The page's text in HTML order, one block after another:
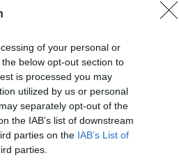
of your personal or
below opt-out section to
is processed you may
utilized by us or personal
separately opt-out of the
the IAB’s list of downstream
parties on the IAB’s List of
parties.